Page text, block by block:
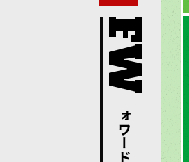
フォワード